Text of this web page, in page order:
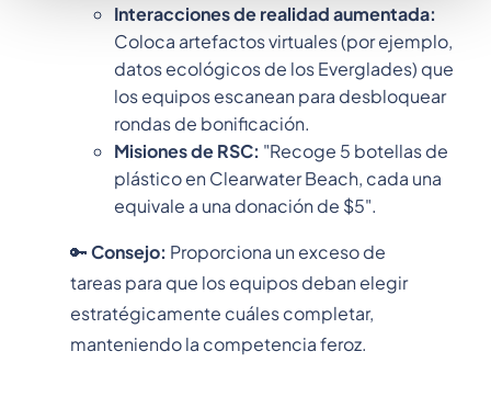
Interacciones de realidad aumentada:
Coloca artefactos virtuales (por ejemplo,
datos ecológicos de los Everglades) que
los equipos escanean para desbloquear
rondas de bonificación.
Misiones de RSC: "Recoge 5 botellas de
plástico en Clearwater Beach, cada una
equivale a una donación de $5".
🔑Consejo: Proporciona un exceso de
tareas para que los equipos deban elegir
estratégicamente cuáles completar,
manteniendo la competencia feroz.